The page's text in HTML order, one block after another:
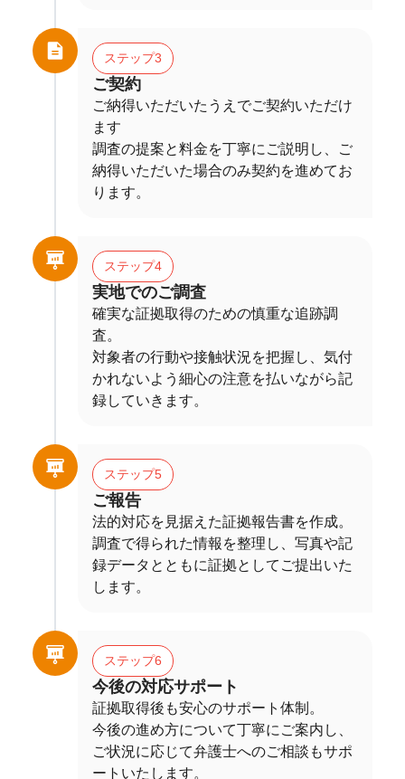
ステップ3
ご契約
ご納得いただいたうえでご契約いただけ
ます
調査の提案と料金を丁寧にご説明し、ご
納得いただいた場合のみ契約を進めてお
ります。
ステップ4
実地でのご調査
確実な証拠取得のための慎重な追跡調
査。
対象者の行動や接触状況を把握し、気付
かれないよう細心の注意を払いながら記
録していきます。
ステップ5
ご報告
法的対応を見据えた証拠報告書を作成。
調査で得られた情報を整理し、写真や記
録データとともに証拠としてご提出いた
します。
ステップ6
今後の対応サポート
証拠取得後も安心のサポート体制。
今後の進め方について丁寧にご案内し、
ご状況に応じて弁護士へのご相談もサポ
ートいたします。